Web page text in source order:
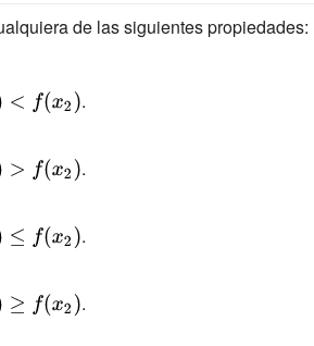
de las siguientes propiedades:
.
.
.
.